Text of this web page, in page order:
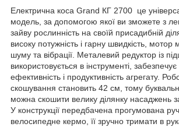
Електрична коса Grand КГ 2700 це
модель, за допомогою якої ви зможете з
зайву рослинність на своїй присадибній
високу потужність і гарну швидкість, мотор
шуму та вібрації. Металевий редуктор із
використовується в інструменті, забезпечує
ефективність і продуктивність агрегату.
скошування становить 42 см, тому
можна скошити велику ділянку насаджень
У конструкції передбачена прогумована
велосипедне кермо, її зручно тримати в